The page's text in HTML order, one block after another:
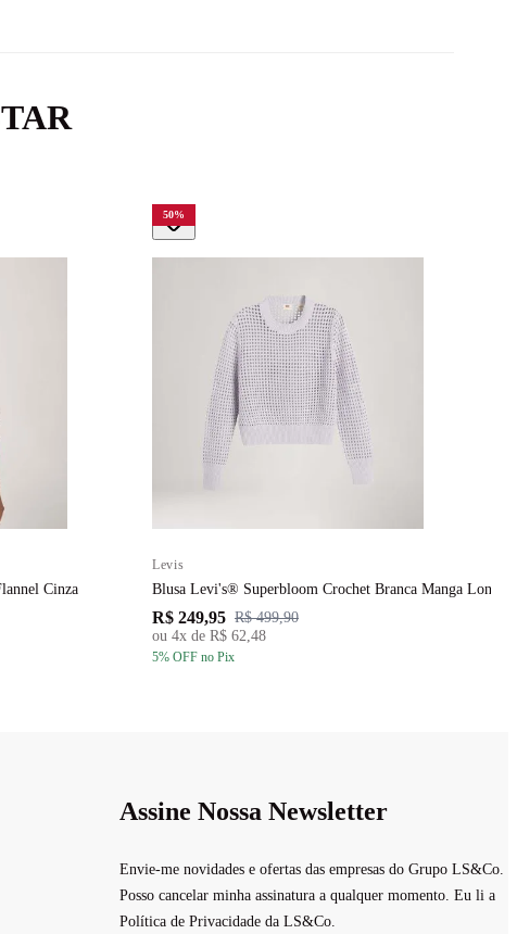
Cinza
50%
Levis
Blusa Levi's® Superbloom Crochet Branca Manga Longa
R$ 249,95 R$ 499,90
ou 4x de R$ 62,48
5% OFF no Pix
Assine Nossa Newsletter
Envie-me novidades e ofertas das empresas do Grupo LS&Co.
Posso cancelar minha assinatura a qualquer momento. Eu li a
Política de Privacidade da LS&Co.